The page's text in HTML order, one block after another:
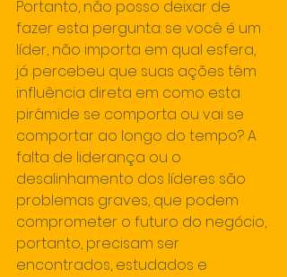
Portanto, não posso deixar de
fazer esta pergunta: se você é um
líder, não importa em qual esfera,
já percebeu que suas ações têm
influência direta em como esta
pirâmide se comporta ou vai se
comportar ao longo do tempo? A
falta de liderança ou o
desalinhamento dos líderes são
problemas graves, que podem
comprometer o futuro do negócio,
portanto, precisam ser
encontrados, estudados e